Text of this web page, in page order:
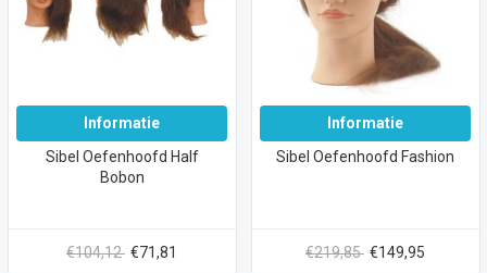
Informatie
Sibel Oefenhoofd Half
Bobon
€104,12 €71,81
Informatie
Sibel Oefenhoofd Fashion
€219,85 €149,95